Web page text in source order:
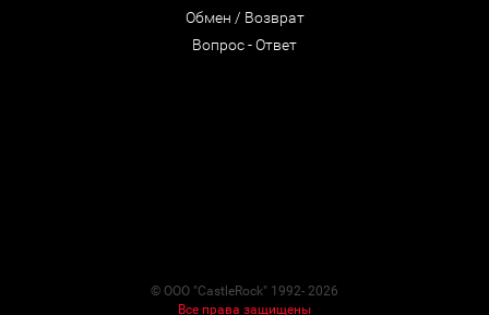
Обмен / Возврат
Вопрос - Ответ
© ООО "CastleRock" 1992- 2026
Все права защищены